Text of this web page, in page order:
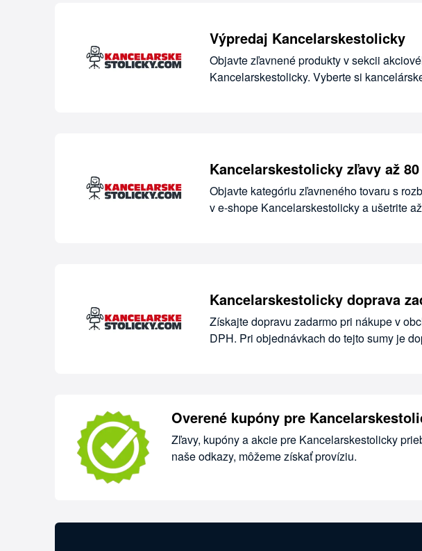
Výpredaj Kancelarskestolicky
Objavte zľavnené produkty v sekcii
Kancelarskestolicky. Vyberte si
Kancelarskestolicky zľavy až
Objavte kategóriu zľavneného tovaru s
v e-shope Kancelarskestolicky a ušetrite
Kancelarskestolicky doprava
Získajte dopravu zadarmo pri nákupe v
DPH. Pri objednávkach do tejto sumy je
Overené kupóny pre
Zľavy, kupóny a akcie pre Kancelarskestolicky
naše odkazy, môžeme získať províziu.